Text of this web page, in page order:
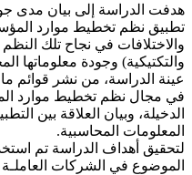
هدفت الدراسة إلى بيان مدى
تطبيق نظم تخطيط موارد
والاختلافات في نجاح تلك
والتكتيكية) وجودة معلوماتها
عينة الدراسة، من نشر قوائم
في مجال نظم تخطيط موارد
المعلومات المحاسبية.
لتحقيق أهداف الدراسة تم
الموضوع في الشركات العاملـة